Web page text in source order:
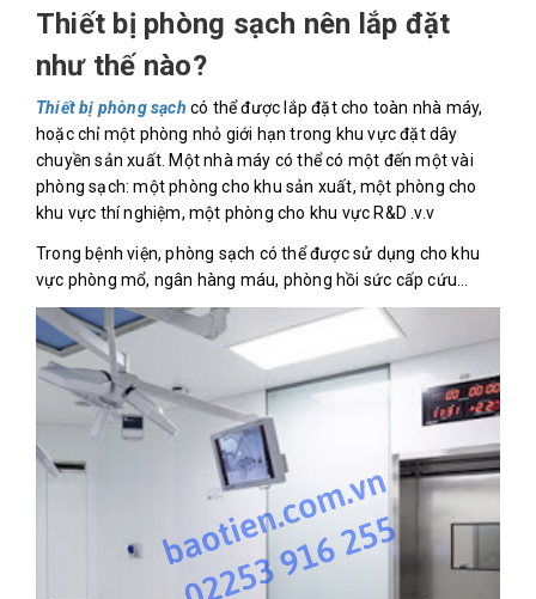
Thiết bị phòng sạch nên lắp đặt
như thế nào?
Thiết bị phòng sạch có thể được lắp đặt cho toàn nhà máy,
hoặc chỉ một phòng nhỏ giới hạn trong khu vực đặt dây
chuyền sản xuất. Một nhà máy có thể có một đến một vài
phòng sạch: một phòng cho khu sản xuất, một phòng cho
khu vực thí nghiệm, một phòng cho khu vực R&D .v.v
Trong bệnh viện, phòng sạch có thể được sử dụng cho khu
vực phòng mổ, ngân hàng máu, phòng hồi sức cấp cứu…